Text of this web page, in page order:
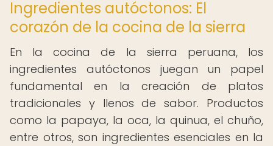
Ingredientes autóctonos: El
corazón de la cocina de la sierra
En la cocina de la sierra peruana, los
ingredientes autóctonos juegan un papel
fundamental en la creación de platos
tradicionales y llenos de sabor. Productos
como la papaya, la oca, la quinua, el chuño,
entre otros, son ingredientes esenciales en la